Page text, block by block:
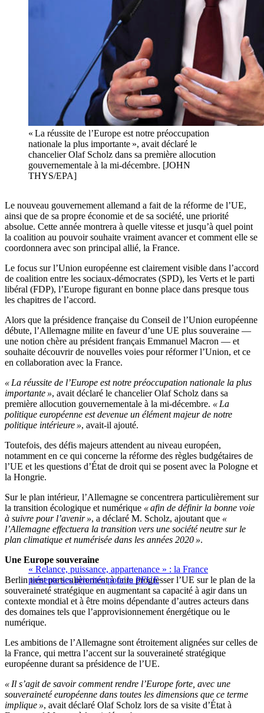
« La réussite de l’Europe est notre préoccupation
nationale la plus importante », avait déclaré le
chancelier Olaf Scholz dans sa première allocution
gouvernementale à la mi-décembre. [JOHN
THYS/EPA]
Le nouveau gouvernement allemand a fait de la réforme de l’UE,
ainsi que de sa propre économie et de sa société, une priorité
absolue. Cette année montrera à quelle vitesse et jusqu’à quel point
la coalition au pouvoir souhaite vraiment avancer et comment elle se
coordonnera avec son principal allié, la France.
Le focus sur l’Union européenne est clairement visible dans l’accord
de coalition entre les sociaux-démocrates (SPD), les Verts et le parti
libéral (FDP), l’Europe figurant en bonne place dans presque tous
les chapitres de l’accord.
Alors que la présidence française du Conseil de l’Union européenne
débute, l’Allemagne milite en faveur d’une UE plus souveraine —
une notion chère au président français Emmanuel Macron — et
souhaite découvrir de nouvelles voies pour réformer l’Union, et ce
en collaboration avec la France.
« La réussite de l’Europe est notre préoccupation nationale la plus
importante », avait déclaré le chancelier Olaf Scholz dans sa
première allocution gouvernementale à la mi-décembre. « La
politique européenne est devenue un élément majeur de notre
politique intérieure », avait-il ajouté.
Toutefois, des défis majeurs attendent au niveau européen,
notamment en ce qui concerne la réforme des règles budgétaires de
l’UE et les questions d’État de droit qui se posent avec la Pologne et
la Hongrie.
Sur le plan intérieur, l’Allemagne se concentrera particulièrement sur
la transition écologique et numérique « afin de définir la bonne voie
à suivre pour l’avenir », a déclaré M. Scholz, ajoutant que «
l’Allemagne effectuera la transition vers une société neutre sur le
plan climatique et numérisée dans les années 2020 ».
« Relance, puissance, appartenance » : la France
présente ses priorités pour la PFUE
Une Europe souveraine
Berlin tient particulièrement à faire progresser l’UE sur le plan de la
souveraineté stratégique en augmentant sa capacité à agir dans un
contexte mondial et à être moins dépendante d’autres acteurs dans
des domaines tels que l’approvisionnement énergétique ou le
numérique.
Les ambitions de l’Allemagne sont étroitement alignées sur celles de
la France, qui mettra l’accent sur la souveraineté stratégique
européenne durant sa présidence de l’UE.
« Il s’agit de savoir comment rendre l’Europe forte, avec une
souveraineté européenne dans toutes les dimensions que ce terme
implique », avait déclaré Olaf Scholz lors de sa visite d’État à